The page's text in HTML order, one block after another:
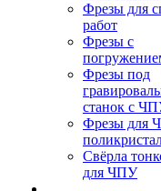
Фрезы для
работ
Фрезы с
Фрезы под
станок с
Фрезы для
Свёрла
для ЧПУ